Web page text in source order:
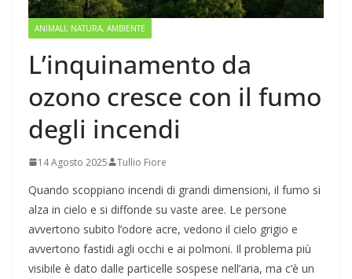
ANIMALI, NATURA, AMBIENTE
L’inquinamento da
ozono cresce con il fumo
degli incendi
14 Agosto 2025 Tullio Fiore
Quando scoppiano incendi di grandi dimensioni, il fumo si
alza in cielo e si diffonde su vaste aree. Le persone
avvertono subito l’odore acre, vedono il cielo grigio e
avvertono fastidi agli occhi e ai polmoni. Il problema più
visibile è dato dalle particelle sospese nell’aria, ma c’è un